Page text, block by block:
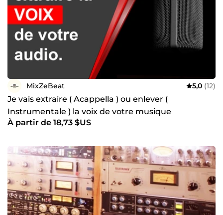
MixZeBeat 5,0 (12)
Je vais extraire ( Acappella ) ou enlever (
Instrumentale ) la voix de votre musique
À partir de 18,73 $US